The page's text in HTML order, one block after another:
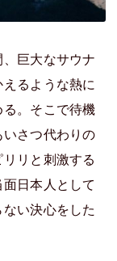
巨大なサウナ
るような熱に
。そこで待機
さつ代わりの
リと刺激する
日本人として
い決心をした